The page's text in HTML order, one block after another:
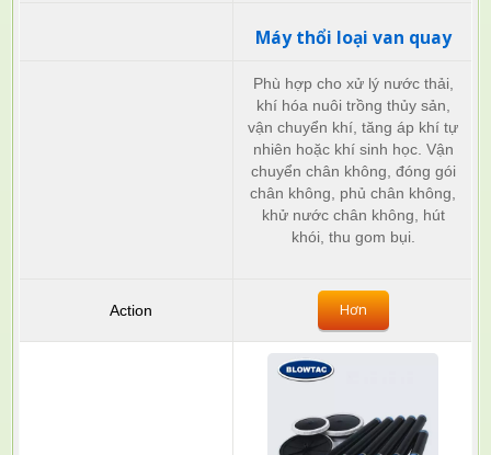
Máy thổi loại van quay
Phù hợp cho xử lý nước thải,
khí hóa nuôi trồng thủy sản,
vận chuyển khí, tăng áp khí tự
nhiên hoặc khí sinh học. Vận
chuyển chân không, đóng gói
chân không, phủ chân không,
khử nước chân không, hút
khói, thu gom bụi.
Hơn